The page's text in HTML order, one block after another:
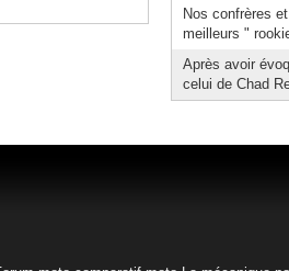
Nos confrères
meilleurs "
Après avoir
celui de Chad